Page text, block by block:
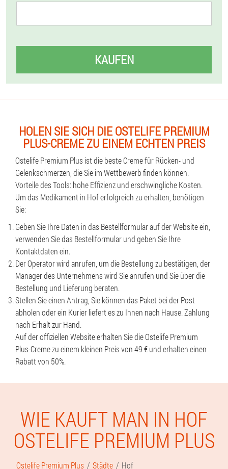
KAUFEN
HOLEN SIE SICH DIE OSTELIFE PREMIUM
PLUS-CREME ZU EINEM ECHTEN PREIS
Ostelife Premium Plus ist die beste Creme für Rücken- und
Gelenkschmerzen, die Sie im Wettbewerb finden können.
Vorteile des Tools: hohe Effizienz und erschwingliche Kosten.
Um das Medikament in Hof erfolgreich zu erhalten, benötigen
Sie:
Geben Sie Ihre Daten in das Bestellformular auf der Website ein,
verwenden Sie das Bestellformular und geben Sie Ihre
Kontaktdaten ein.
Der Operator wird anrufen, um die Bestellung zu bestätigen, der
Manager des Unternehmens wird Sie anrufen und Sie über die
Bestellung und Lieferung beraten.
Stellen Sie einen Antrag, Sie können das Paket bei der Post
abholen oder ein Kurier liefert es zu Ihnen nach Hause. Zahlung
nach Erhalt zur Hand.
Auf der offiziellen Website erhalten Sie die Ostelife Premium
Plus-Creme zu einem kleinen Preis von 49 € und erhalten einen
Rabatt von 50%.
WIE KAUFT MAN IN HOF
OSTELIFE PREMIUM PLUS
Ostelife Premium Plus Städte Hof